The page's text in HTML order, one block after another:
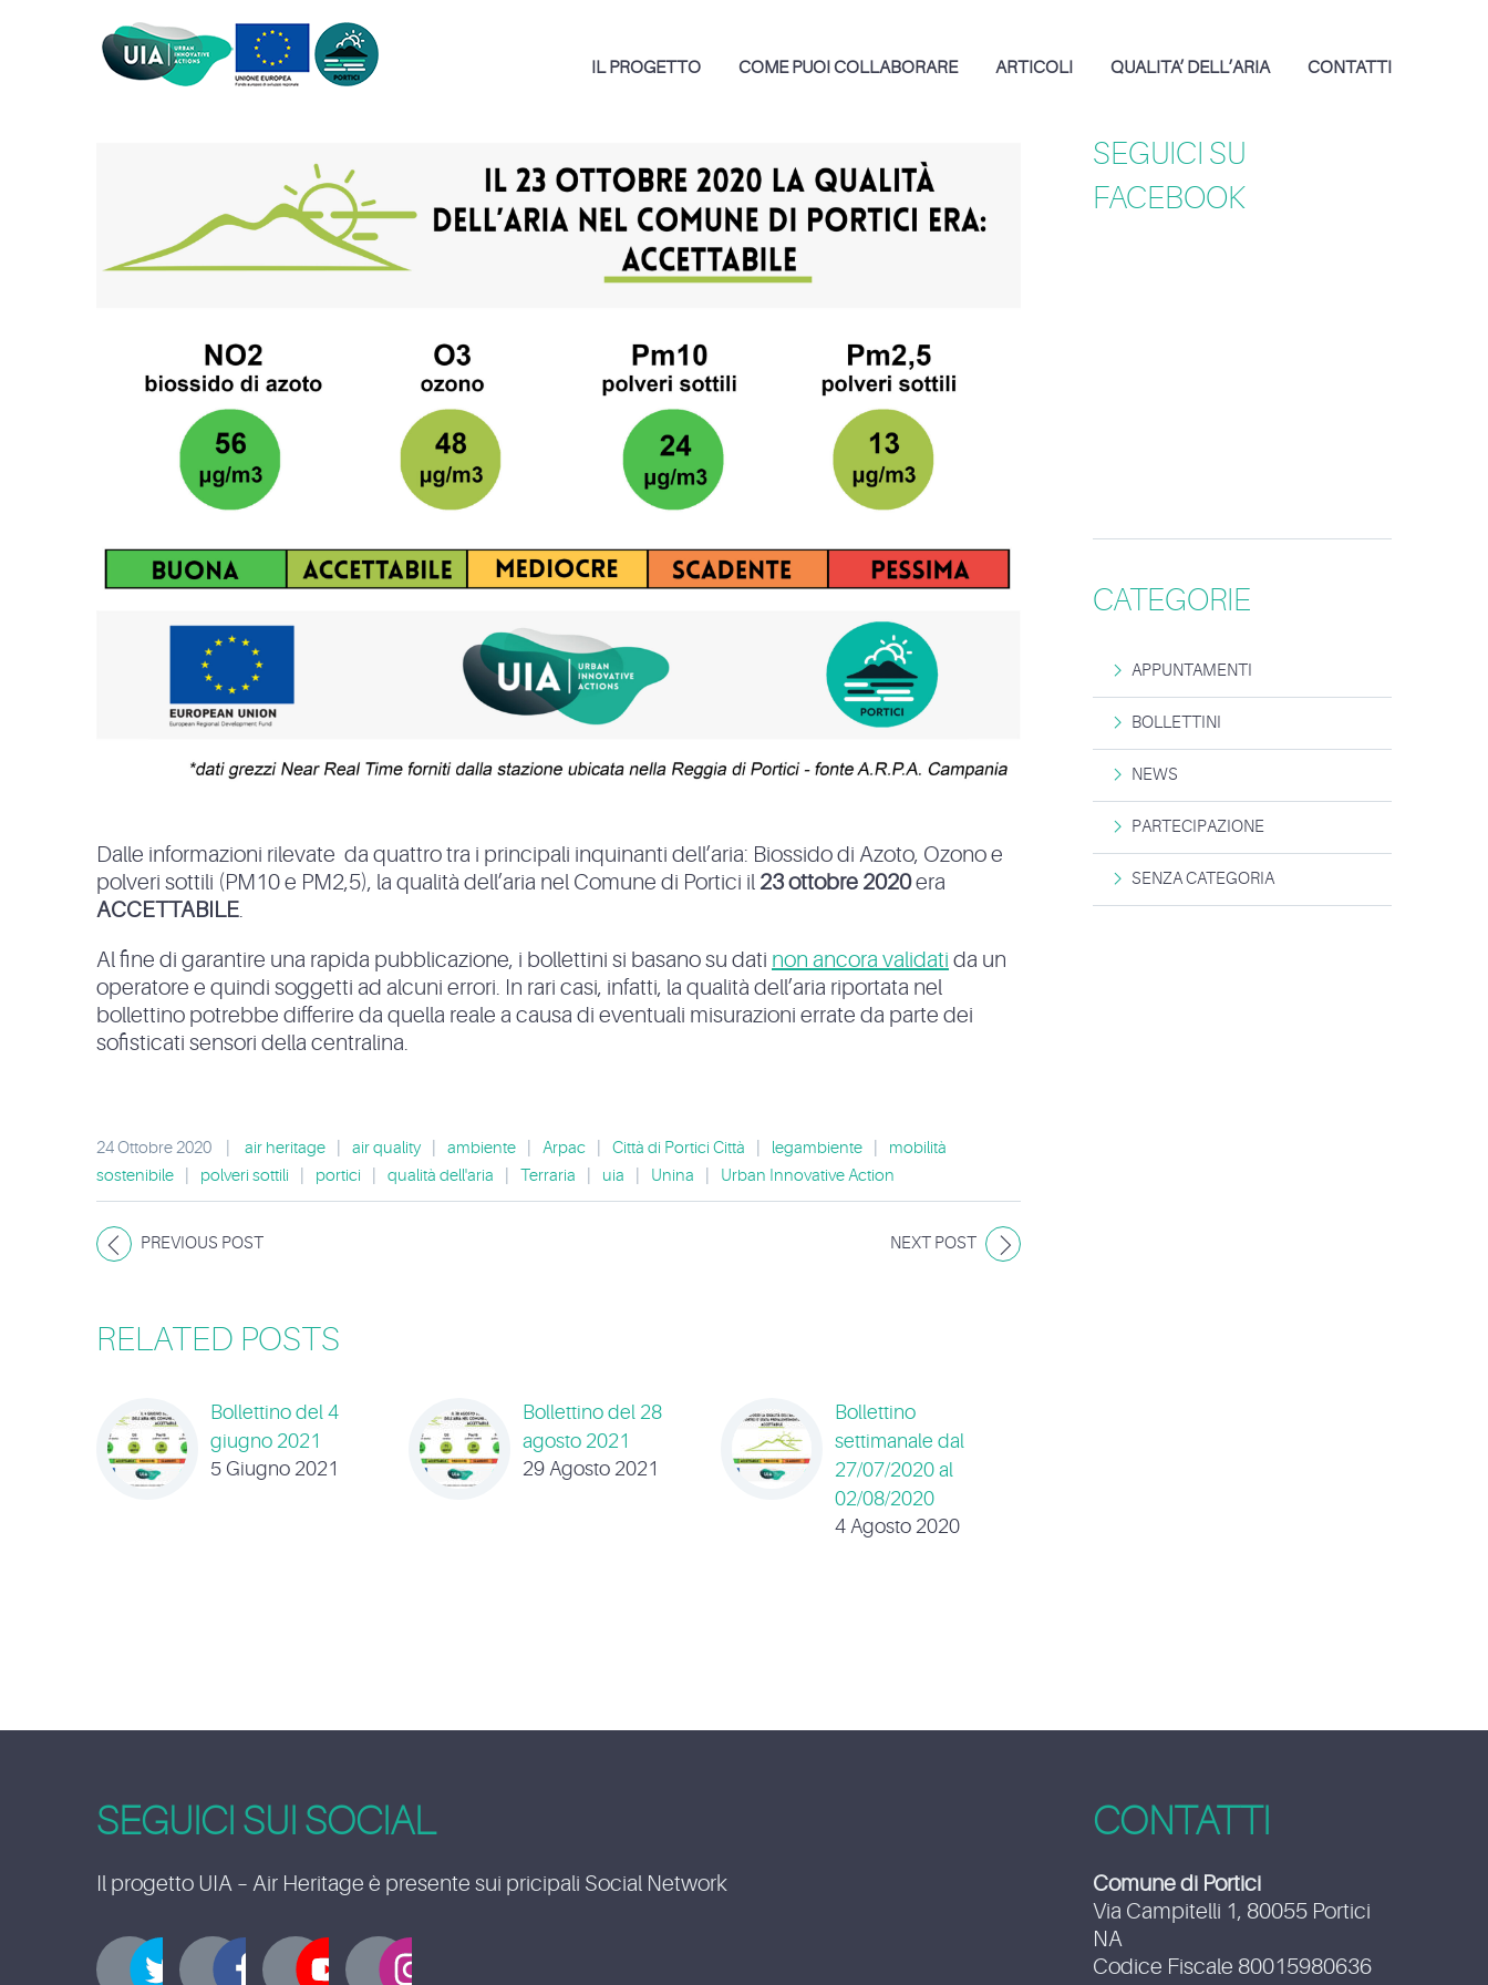
IL PROGETTO COME PUOI COLLABORARE ARTICOLI QUALITA’ DELL’ARIA CONTATTI
Dalle informazioni rilevate da quattro tra i principali inquinanti dell’aria: Biossido di Azoto, Ozono e
polveri sottili (PM10 e PM2,5), la qualità dell’aria nel Comune di Portici il 23 ottobre 2020era
ACCETTABILE.
Al fine di garantire una rapida pubblicazione, i bollettini si basano su dati non ancora validati da un
operatore e quindi soggetti ad alcuni errori. In rari casi, infatti, la qualità dell’aria riportata nel
bollettino potrebbe differire da quella reale a causa di eventuali misurazioni errate da parte dei
sofisticati sensori della centralina.
24 Ottobre 2020 air heritage air quality ambiente Arpac Città di Portici Città legambiente
mobilità
sostenibile
polveri sottili portici qualità dell'aria Terraria uia Unina Urban Innovative Action
PREVIOUS POST NEXT POST
RELATED POSTS
Bollettino del 4
giugno 2021
5 Giugno 2021
Bollettino del 28
agosto 2021
29 Agosto 2021
Bollettino
settimanale dal
27/07/2020 al
02/08/2020
4 Agosto 2020
SEGUICI SU
FACEBOOK
CATEGORIE
APPUNTAMENTI
BOLLETTINI
NEWS
PARTECIPAZIONE
SENZA CATEGORIA
SEGUICI SUI SOCIAL
Il progetto UIA – Air Heritage è presente sui pricipali Social Network
CONTATTI
Comune di Portici
Via Campitelli 1, 80055 Portici
NA
Codice Fiscale 80015980636